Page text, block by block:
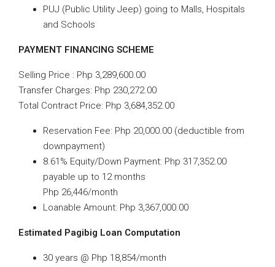
PUJ (Public Utility Jeep) going to Malls, Hospitals
and Schools
PAYMENT FINANCING SCHEME
Selling Price : Php 3,289,600.00
Transfer Charges: Php 230,272.00
Total Contract Price: Php 3,684,352.00
Reservation Fee: Php 20,000.00 (deductible from
downpayment)
8.61% Equity/Down Payment: Php 317,352.00
payable up to 12 months
Php 26,446/month
Loanable Amount: Php 3,367,000.00
Estimated Pagibig Loan Computation
30 years @ Php 18,854/month